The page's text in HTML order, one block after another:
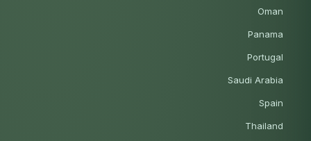
Oman
Panama
Portugal
Saudi Arabia
Spain
Thailand